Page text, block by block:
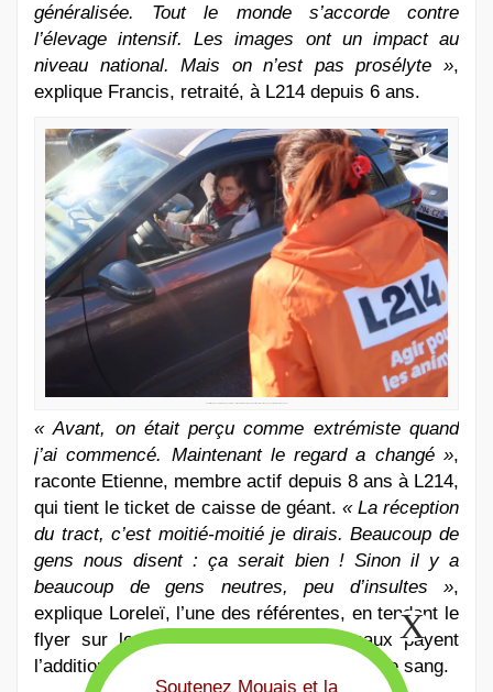
généralisée. Tout le monde s’accorde contre
l’élevage intensif. Les images ont un impact au
niveau national. Mais on n’est pas prosélyte »,
explique Francis, retraité, à L214 depuis 6 ans.
« Avant, on était perçu comme extrémiste quand
j’ai commencé. Maintenant le regard a changé »,
raconte Etienne, membre actif depuis 8 ans à L214,
qui tient le ticket de caisse de géant. « La réception
du tract, c’est moitié-moitié je dirais. Beaucoup de
gens nous disent : ça serait bien ! Sinon il y a
beaucoup de gens neutres, peu d’insultes »,
explique Loreleï, l’une des référentes, en tendant le
flyer sur lequel est écrit « Les animaux payent
l’addition », avec un logo de Carrefour rouge sang.
Soutenez Mouais et la